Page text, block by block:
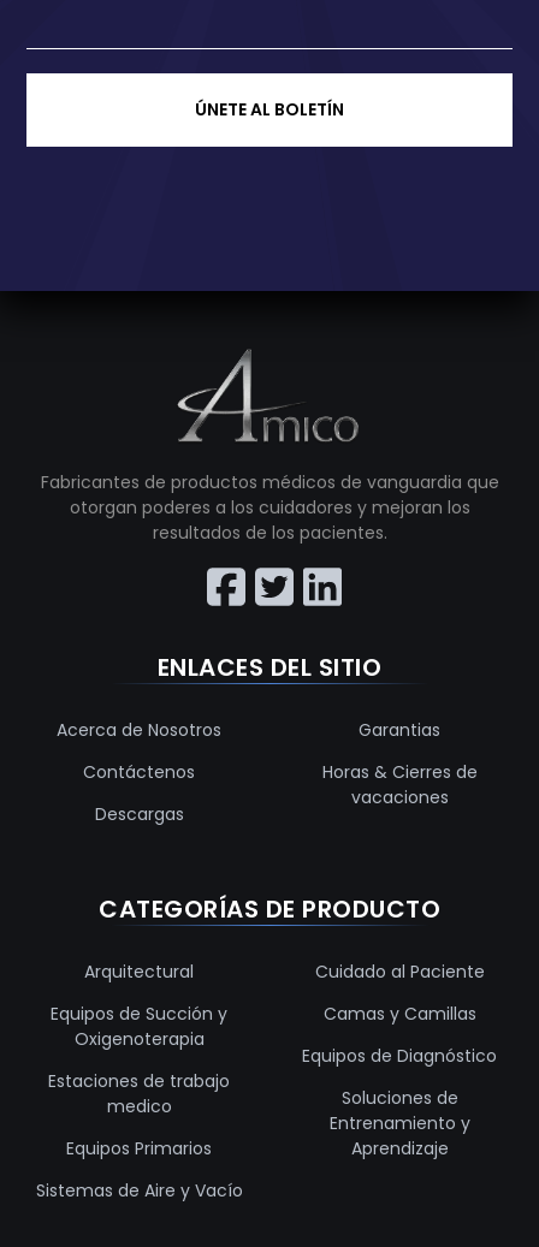
ÚNETE AL BOLETÍN
Fabricantes de productos médicos de vanguardia que
otorgan poderes a los cuidadores y mejoran los
resultados de los pacientes.
ENLACES DEL SITIO
Acerca de Nosotros
Contáctenos
Descargas
Garantias
Horas & Cierres de
vacaciones
CATEGORÍAS DE PRODUCTO
Arquitectural
Equipos de Succión y
Oxigenoterapia
Estaciones de trabajo
medico
Equipos Primarios
Sistemas de Aire y Vacío
Cuidado al Paciente
Camas y Camillas
Equipos de Diagnóstico
Soluciones de
Entrenamiento y
Aprendizaje